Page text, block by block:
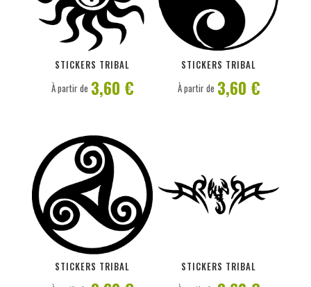
STICKERS TRIBAL
PERSONNALISER
À partir de 3,60 €
STICKERS TRIBAL
PERSONNALISER
À partir de 3,60 €
STICKERS TRIBAL
PERSONNALISER
STICKERS TRIBAL